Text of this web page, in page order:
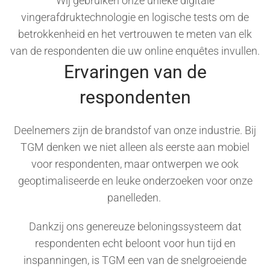
vingerafdruktechnologie en logische tests om de
betrokkenheid en het vertrouwen te meten van elk
van de respondenten die uw online enquêtes invullen.
Ervaringen van de
respondenten
Deelnemers zijn de brandstof van onze industrie. Bij
TGM denken we niet alleen als eerste aan mobiel
voor respondenten, maar ontwerpen we ook
geoptimaliseerde en leuke onderzoeken voor onze
panelleden.
Dankzij ons genereuze beloningssysteem dat
respondenten echt beloont voor hun tijd en
inspanningen, is TGM een van de snelgroeiende